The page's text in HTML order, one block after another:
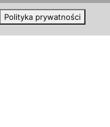
Polityka prywatności